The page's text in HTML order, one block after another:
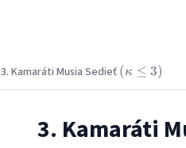
3. Kamaráti Musia Sedieť \left(\kappa
\le
(κ ≤ 3)
3. Kamaráti